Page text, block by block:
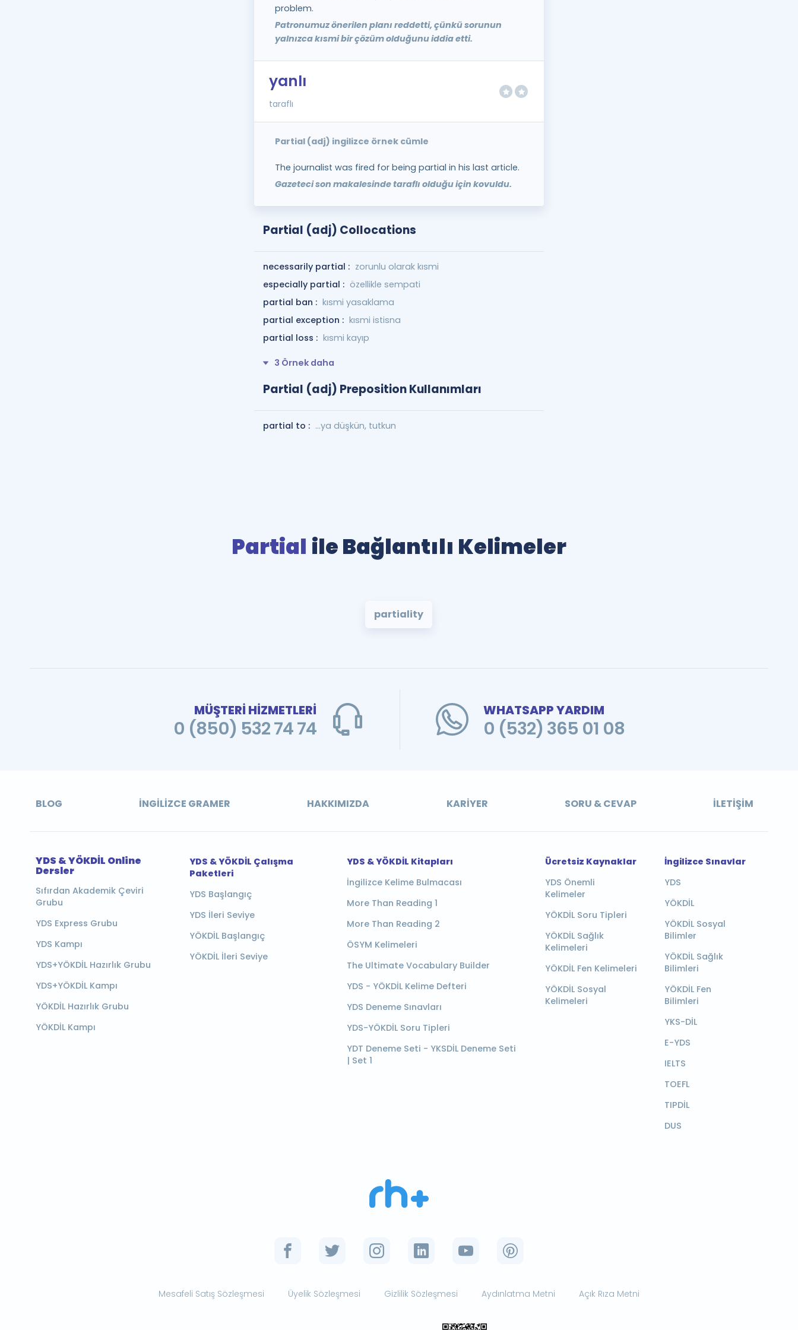
problem.
Patronumuz önerilen planı reddetti, çünkü sorunun
yalnızca kısmi bir çözüm olduğunu iddia etti.
yanlı
taraflı
Partial (adj) ingilizce örnek cümle
The journalist was fired for being partial in his last article.
Gazeteci son makalesinde taraflı olduğu için kovuldu.
Partial (adj) Collocations
necessarily partial : zorunlu olarak kısmi
especially partial : özellikle sempati
partial ban : kısmi yasaklama
partial exception : kısmi istisna
partial loss : kısmi kayıp
3 Örnek daha
Partial (adj) Preposition Kullanımları
partial to : ...ya düşkün, tutkun
Partial ile Bağlantılı Kelimeler
partiality
MÜŞTERİ HİZMETLERİ
0 (850) 532 74 74
WHATSAPP YARDIM
0 (532) 365 01 08
BLOG İNGILIZCE GRAMER HAKKIMIZDA KARIYER SORU & CEVAP İLETIŞIM
YDS & YÖKDİL Online
Dersler
Sıfırdan Akademik Çeviri
Grubu
YDS Express Grubu
YDS Kampı
YDS+YÖKDİL Hazırlık Grubu
YDS+YÖKDİL Kampı
YÖKDİL Hazırlık Grubu
YÖKDİL Kampı
YDS & YÖKDİL Çalışma
Paketleri
YDS Başlangıç
YDS İleri Seviye
YÖKDİL Başlangıç
YÖKDİL İleri Seviye
YDS & YÖKDİL Kitapları
İngilizce Kelime Bulmacası
More Than Reading 1
More Than Reading 2
ÖSYM Kelimeleri
The Ultimate Vocabulary Builder
YDS - YÖKDİL Kelime Defteri
YDS Deneme Sınavları
YDS-YÖKDİL Soru Tipleri
YDT Deneme Seti - YKSDİL Deneme Seti
| Set 1
Ücretsiz Kaynaklar
YDS Önemli
Kelimeler
YÖKDİL Soru Tipleri
YÖKDİL Sağlık
Kelimeleri
YÖKDİL Fen Kelimeleri
YÖKDİL Sosyal
Kelimeleri
İngilizce Sınavlar
YDS
YÖKDİL
YÖKDİL Sosyal
Bilimler
YÖKDİL Sağlık
Bilimleri
YÖKDİL Fen
Bilimleri
YKS-DİL
E-YDS
IELTS
TOEFL
TIPDİL
DUS
Mesafeli Satış Sözleşmesi Üyelik Sözleşmesi Gizlilik Sözleşmesi Aydınlatma Metni Açık Rıza Metni